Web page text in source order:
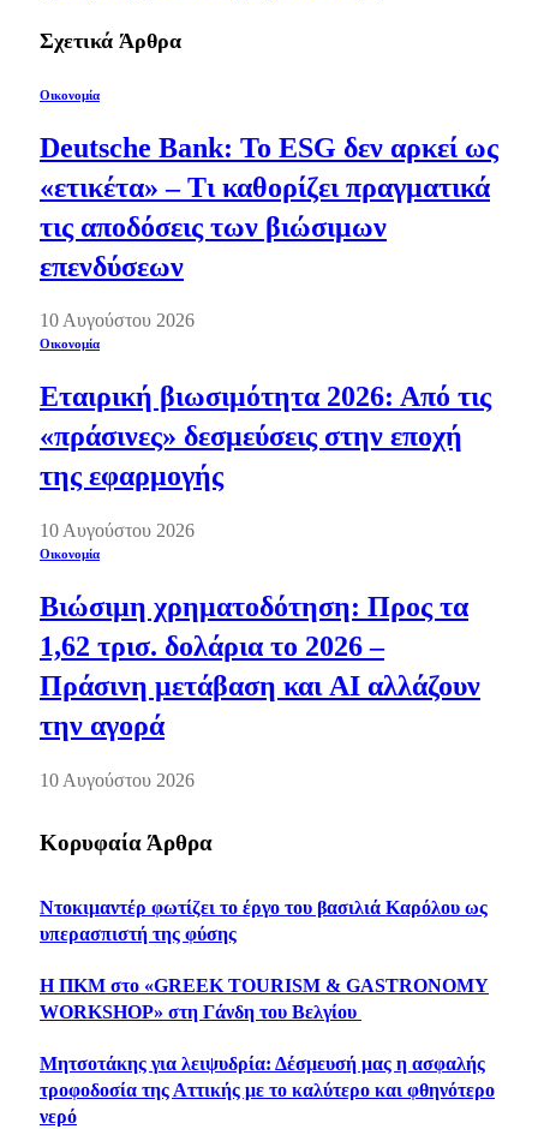
Σχετικά Άρθρα
Οικονομία
Deutsche Bank: Το ESG δεν αρκεί ως
«ετικέτα» – Τι καθορίζει πραγματικά
τις αποδόσεις των βιώσιμων
επενδύσεων
10 Αυγούστου 2026
Οικονομία
Εταιρική βιωσιμότητα 2026: Από τις
«πράσινες» δεσμεύσεις στην εποχή
της εφαρμογής
10 Αυγούστου 2026
Οικονομία
Βιώσιμη χρηματοδότηση: Προς τα
1,62 τρισ. δολάρια το 2026 –
Πράσινη μετάβαση και AI αλλάζουν
την αγορά
10 Αυγούστου 2026
Κορυφαία Άρθρα
Ντοκιμαντέρ φωτίζει το έργο του βασιλιά Καρόλου ως
υπερασπιστή της φύσης
Η ΠΚΜ στο «GREEK TOURISM & GASTRONOMY
WORKSHOP» στη Γάνδη του Βελγίου
Μητσοτάκης για λειψυδρία: Δέσμευσή μας η ασφαλής
τροφοδοσία της Αττικής με το καλύτερο και φθηνότερο
νερό